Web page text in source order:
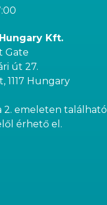
Kft.
Gate
út 27.
1117 Hungary
2. emeleten található,
érhető el.